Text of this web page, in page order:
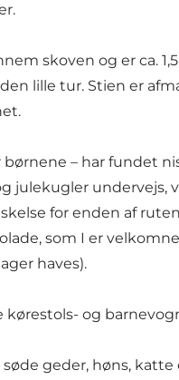
skoven og er ca.
lille tur. Stien er
børnene – har fundet
julekugler undervejs,
for enden af
som I er
haves).
kørestols- og
søde geder, høns, katte